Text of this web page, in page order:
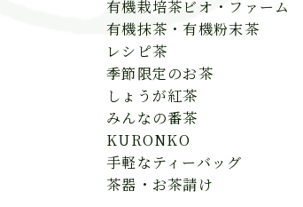
オーガニック緑茶KEIKO
手軽なティーバッグ
有機栽培茶ビオ・ファーム
有機抹茶・有機粉末茶
レシピ茶
季節限定のお茶
しょうが紅茶
みんなの番茶
KURONKO
手軽なティーバッグ
茶器・お茶請け